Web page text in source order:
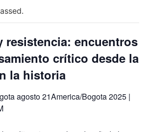
resistencia: encuentros
crítico desde la
la historia
agosto 21America/Bogota 2025 |